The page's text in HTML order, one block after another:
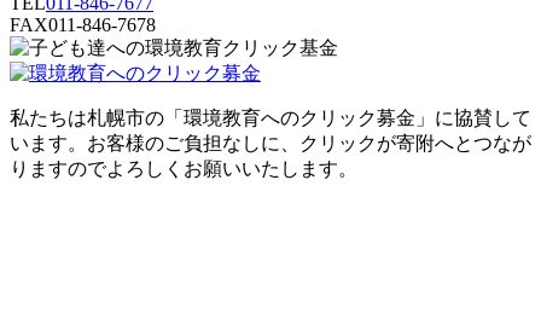
FAX011-846-7678
私たちは札幌市の「環境教育へのクリック募金」に協賛して
います。お客様のご負担なしに、クリックが寄附へとつなが
りますのでよろしくお願いいたします。